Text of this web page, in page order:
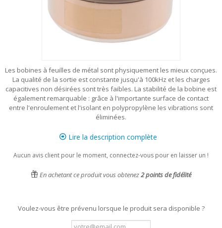
Les bobines à feuilles de métal sont physiquement les mieux conçues.
La qualité de la sortie est constante jusqu'à 100kHz et les charges
capacitives non désirées sont très faibles. La stabilité de la bobine est
également remarquable : grâce à l'importante surface de contact
entre l'enroulement et l'isolant en polypropylène les vibrations sont
éliminées.
Lire la description complète
Aucun avis client pour le moment, connectez-vous pour en laisser un !
En achetant ce produit vous obtenez2points de fidélité
Voulez-vous être prévenu lorsque le produit sera disponible ?